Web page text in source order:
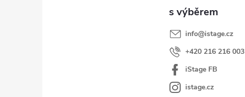
info@istage.cz
+420 216 216 003
iStage FB
istage.cz